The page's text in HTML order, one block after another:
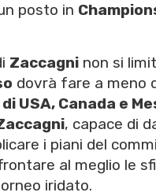
posto in
Zaccagni non si
dovrà fare a meno
USA, Canada e
, capace di
i piani del
al meglio le
iridato.